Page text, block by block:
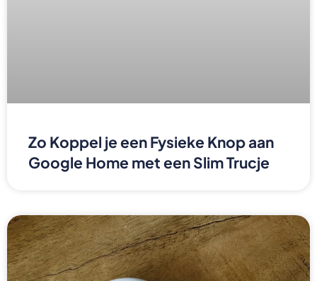
Zo Koppel je een Fysieke Knop aan
Google Home met een Slim Trucje